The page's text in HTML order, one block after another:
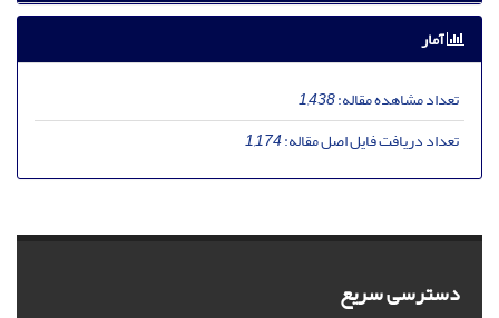
آمار
تعداد مشاهده مقاله:1,438
تعداد دریافت فایل اصل مقاله:1,174
دسترسی سریع